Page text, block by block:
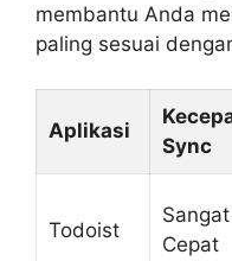
membantu Anda
paling sesuai
Aplikasi
Sync
Todoist
Sangat
Cepat